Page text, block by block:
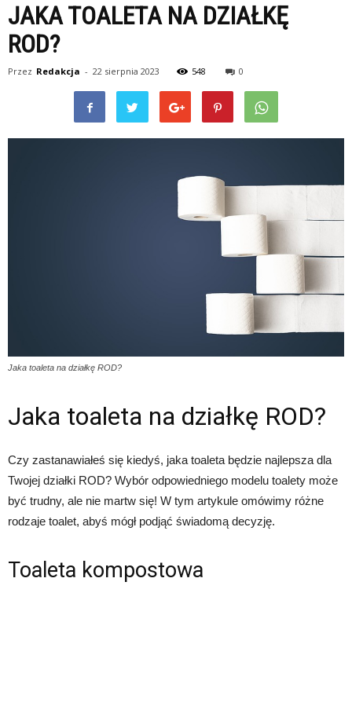
JAKA TOALETA NA DZIAŁKĘ
ROD?
Przez Redakcja - 22 sierpnia 2023 548 0
Jaka toaleta na działkę ROD?
Jaka toaleta na działkę ROD?
Czy zastanawiałeś się kiedyś, jaka toaleta będzie najlepsza dla
Twojej działki ROD? Wybór odpowiedniego modelu toalety może
być trudny, ale nie martw się! W tym artykule omówimy różne
rodzaje toalet, abyś mógł podjąć świadomą decyzję.
Toaleta kompostowa